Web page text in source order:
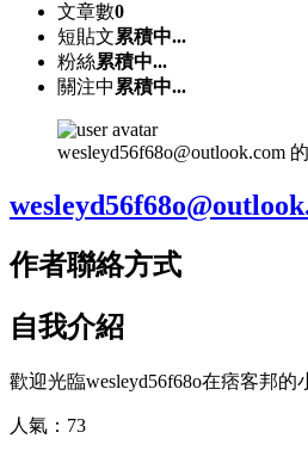
文章數0
短貼文累積中...
粉絲累積中...
關注中 累積中...
wesleyd56f68o@outlook.com
作者聯絡方式
自我介紹
歡迎光臨wesleyd56f68o在痞客邦的
人氣： 73